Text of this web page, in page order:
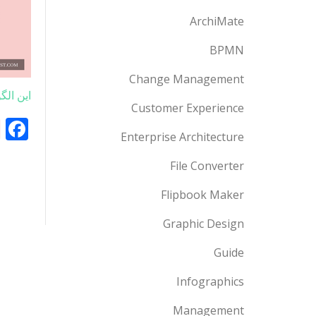
این
ArchiMate
BPMN
Change Management
Customer Experience
Enterprise Architecture
File Converter
Flipbook Maker
Graphic Design
Guide
Infographics
Management